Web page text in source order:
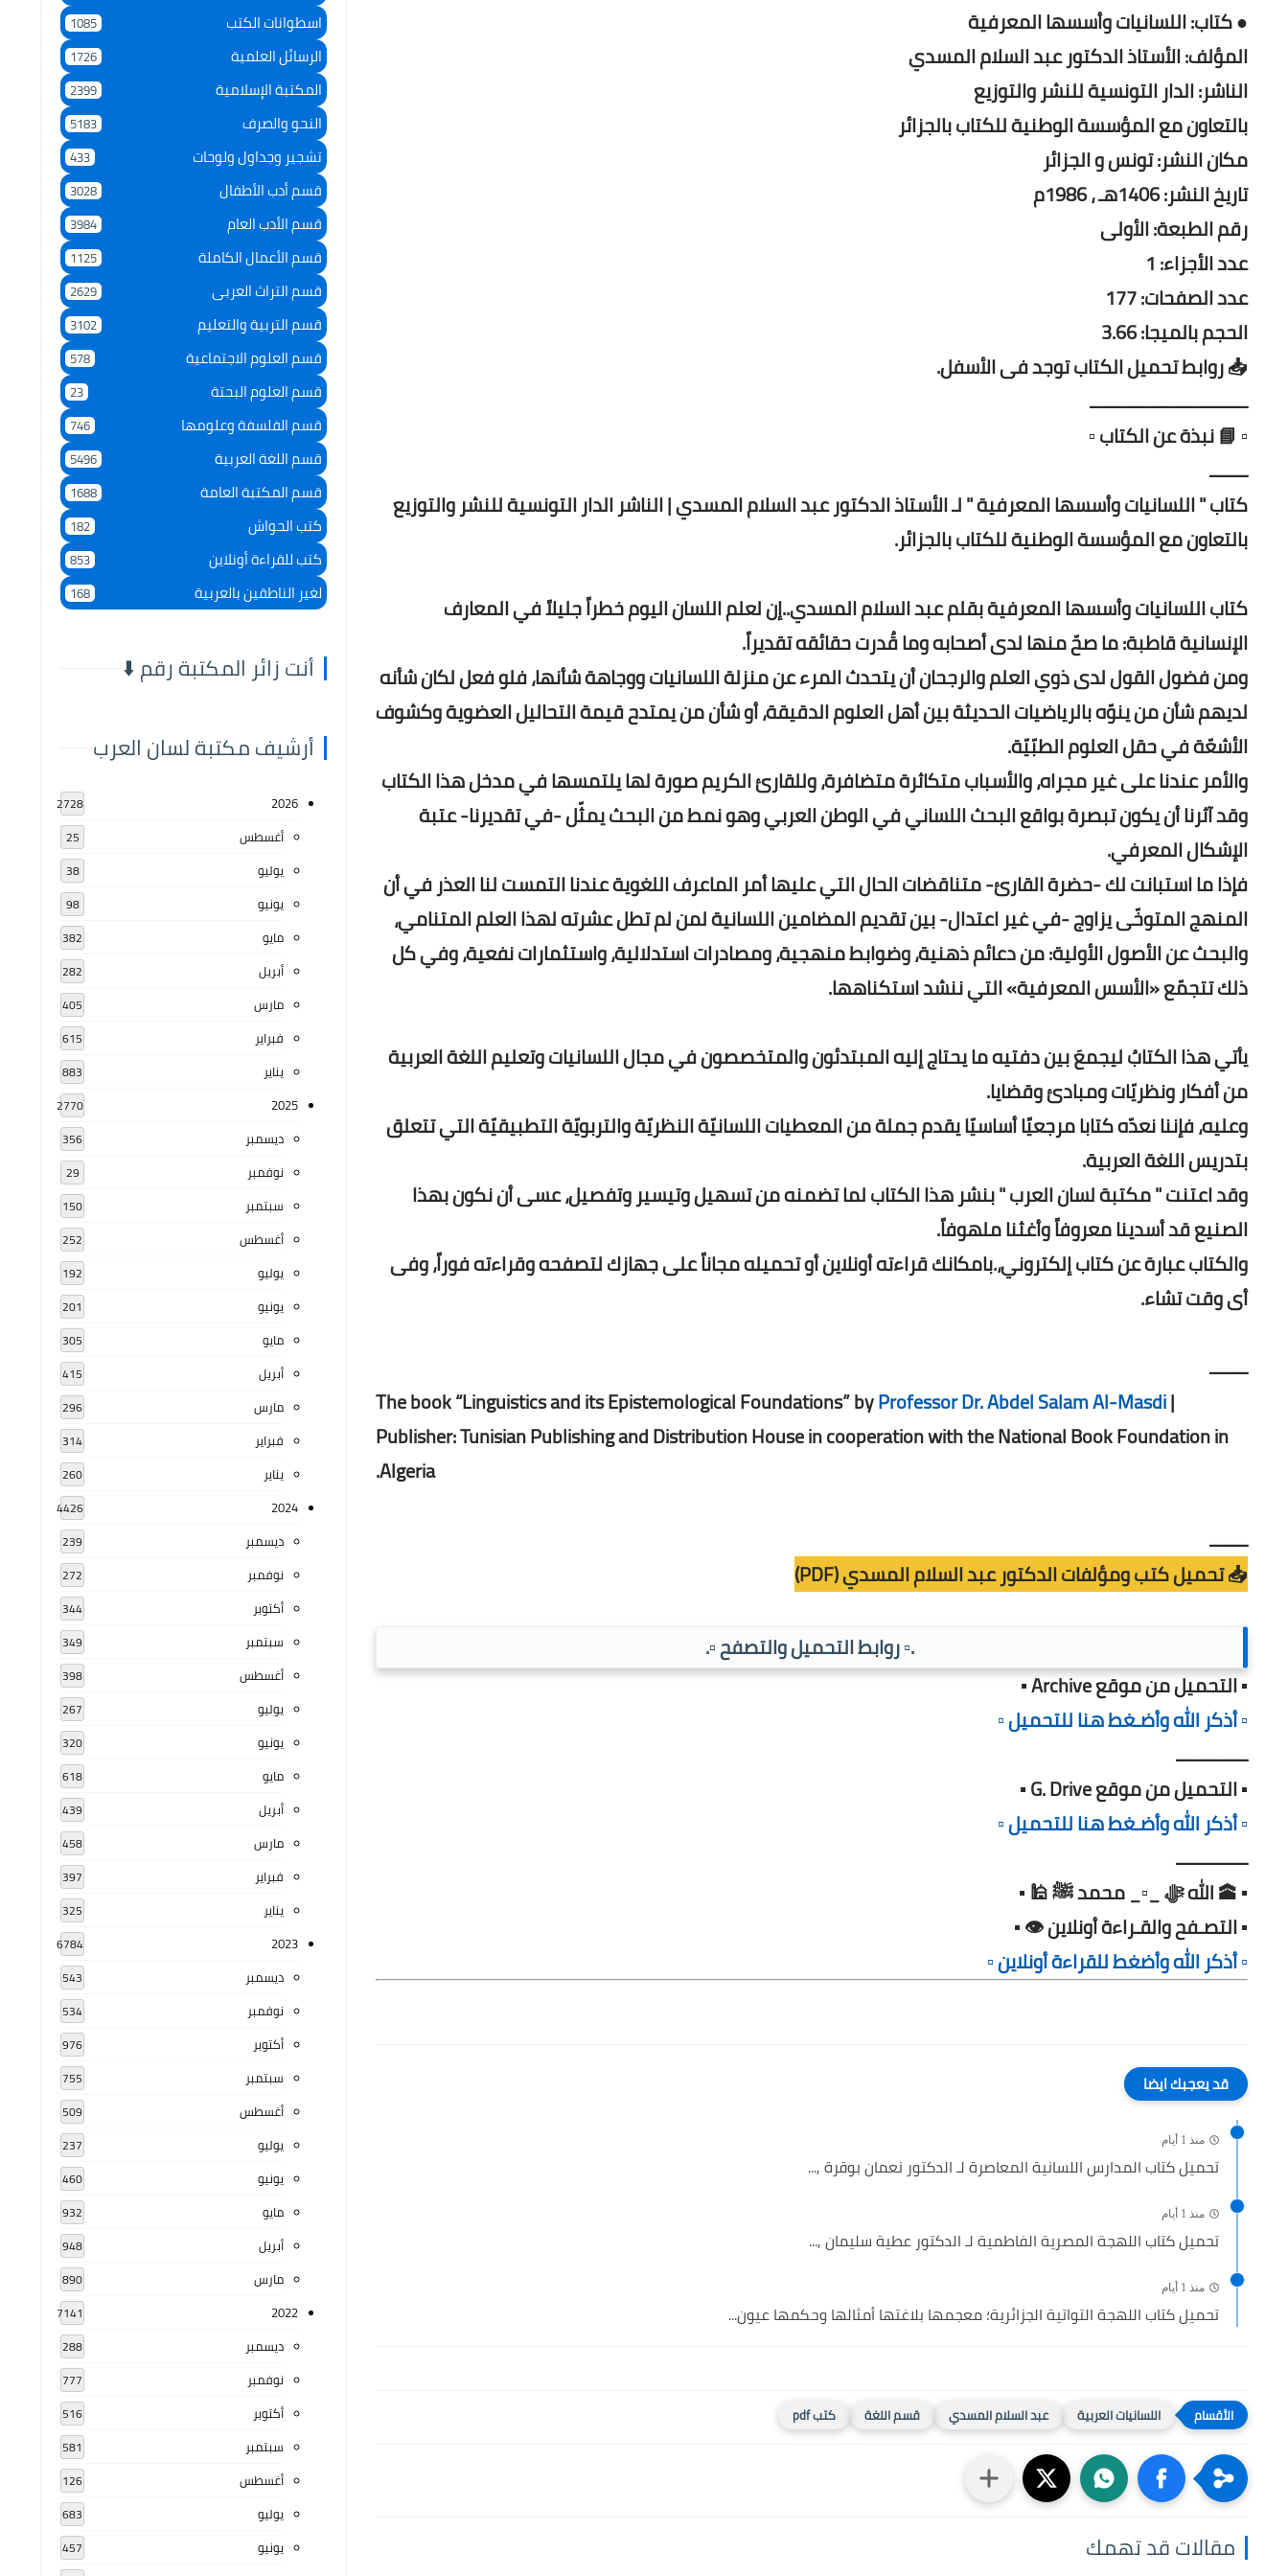
● كتاب: اللسانيات وأسسها المعرفية
المؤلف: الأستاذ الدكتور عبد السلام المسدي
الناشر: الدار التونسية للنشر والتوزيع
بالتعاون مع المؤسسة الوطنية للكتاب بالجزائر
مكان النشر: تونس و الجزائر
تاريخ النشر: 1406هـ ، 1986م
رقم الطبعة: الأولى
عدد الأجزاء: 1
عدد الصفحات: 177
الحجم بالميجا: 3.66
📥 روابط تحميل الكتاب توجد فى الأسفل.
ـــــــــــــــــــــــــــــــــ
▫️ 📘 نبذة عن الكتاب ▫️
ــــــــ
كتاب " اللسانيات وأسسها المعرفية " لـ الأستاذ الدكتور عبد السلام المسدي | الناشر الدار التونسية للنشر والتوزيع
بالتعاون مع المؤسسة الوطنية للكتاب بالجزائر.
كتاب اللسانيات وأسسها المعرفية بقلم عبد السلام المسدي..إن لعلم اللسان اليوم خطراً جليلاً في المعارف
الإنسانية قاطبة: ما صحّ منها لدى أصحابه وما قُدرت حقائقه تقديراً.
ومن فضول القول لدى ذوي العلم والرجحان أن يتحدث المرء عن منزلة اللسانيات ووجاهة شأنها، فلو فعل لكان شأنه
لديهم شأن من ينوّه بالرياضيات الحديثة بين أهل العلوم الدقيقة، أو شأن من يمتدح قيمة التحاليل العضوية وكشوف
الأشعّة في حقل العلوم الطبّيّة.
والأمر عندنا على غير مجراه، والأسباب متكاثرة متضافرة، وللقارئ الكريم صورة لها يلتمسها في مدخل هذا الكتاب
وقد آثرنا أن يكون تبصرة بواقع البحث اللساني في الوطن العربي وهو نمط من البحث يمثّل -في تقديرنا- عتبة
الإشكال المعرفي.
فإذا ما استبانت لك -حضرة القارئ- متناقضات الحال التي عليها أمر الماعرف اللغوية عندنا التمست لنا العذر في أن
المنهج المتوخّى يزاوج -في غير اعتدال- بين تقديم المضامين اللسانية لمن لم تطل عشرته لهذا العلم المتنامي،
والبحث عن الأصول الأولية: من دعائم ذهنية، وضوابط منهجية، ومصادرات استدلالية، واستثمارات نفعية، وفي كل
ذلك تتجمّع «الأسس المعرفية» التي ننشد استكناهها.
يأتي هذا الكتابُ ليجمعَ بين دفتيه ما يحتاج إليه المبتدئون والمتخصصون في مجال اللسانيات وتعليم اللغة العربية
من أفكار ونظريّات ومبادئ وقضايا.
وعليه، فإننا نعدّه كتابا مرجعيًا أساسيّا يقدم جملة من المعطيات اللسانيّة النظريّة والتربويّة التطبيقيّة التي تتعلق
بتدريس اللغة العربية.
وقد اعتنت " مكتبة لسان العرب " بنشر هذا الكتاب لما تضمنه من تسهيل وتيسير وتفصيل، عسى أن نكون بهذا
الصنيع قد أسدينا معروفاً وأغثنا ملهوفاً.
والكتاب عبارة عن كتاب إلكتروني،.بامكانك قراءته أونلاين أو تحميله مجاناً على جهازك لتصفحه وقراءته فوراً، وفى
أى وقت تشاء.
ــــــــ
The book “Linguistics and its Epistemological Foundations” byProfessor Dr. Abdel Salam Al-Masdi|
Publisher: Tunisian Publishing and Distribution House in cooperation with the National Book Foundation in
Algeria.
ــــــــ
📥 تحميل كتب ومؤلفات الدكتور عبد السلام المسدي (PDF)
.▫️ روابط التحميل والتصفح ▫️.
▪️ التحميل من موقع Archive ▪️
▫️ أذكر الله وأضـغط هنا للتحميل ▫️
ـــــــــــــــ
▪️ التحميل من موقع G. Drive ▪️
▫️ أذكر الله وأضـغط هنا للتحميل ▫️
ـــــــــــــــ
▪️ 🕋 الله ﷻ _▫️_ محمد ﷺ 🕌 ▪️
▪️ التصـفح والقـراءة أونلاين 👁️ ▪️
▫️ أذكر الله وأضغط للقراءة أونلاين ▫️
قد يعجبك ايضا
منذ 1 أيام
تحميل كتاب المدارس اللسانية المعاصرة لـ الدكتور نعمان بوقرة ,...
منذ 1 أيام
تحميل كتاب اللهجة المصرية الفاطمية لـ الدكتور عطية سليمان ,...
منذ 1 أيام
تحميل كتاب اللهجة التواتية الجزائرية؛ معجمها بلاغتها أمثالها وحكمها عيون...
اللسانيات العربية عبد السلام المسدي قسم اللغة كتب pdf
مقالات قد تهمك
اسطوانات الكتب 1085
الرسائل العلمية 1726
المكتبة الإسلامية 2399
النحو والصرف 5183
تشجير وجداول ولوحات 433
قسم أدب الأطفال 3028
قسم الأدب العام 3984
قسم الأعمال الكاملة 1125
قسم التراث العربى 2629
قسم التربية والتعليم 3102
قسم العلوم الاجتماعية 578
قسم العلوم البحتة 23
قسم الفلسفة وعلومها 746
قسم اللغة العربية 5496
قسم المكتبة العامة 1688
كتب الحواش 182
كتب للقراءة أونلاين 853
لغير الناطقين بالعربية 168
أنت زائر المكتبة رقم ⬇️
أرشيف مكتبة لسان العرب
2026
2728
أغسطس 25
يوليو 38
يونيو 98
مايو 382
أبريل 282
مارس 405
فبراير 615
يناير 883
2025
2770
ديسمبر 356
نوفمبر 29
سبتمبر 150
أغسطس 252
يوليو 192
يونيو 201
مايو 305
أبريل 415
مارس 296
فبراير 314
يناير 260
2024
4426
ديسمبر 239
نوفمبر 272
أكتوبر 344
سبتمبر 349
أغسطس 398
يوليو 267
يونيو 320
مايو 618
أبريل 439
مارس 458
فبراير 397
يناير 325
2023
6784
ديسمبر 543
نوفمبر 534
أكتوبر 976
سبتمبر 755
أغسطس 509
يوليو 237
يونيو 460
مايو 932
أبريل 948
مارس 890
2022
7141
ديسمبر 288
نوفمبر 777
أكتوبر 516
سبتمبر 581
أغسطس 126
يوليو 683
يونيو 457